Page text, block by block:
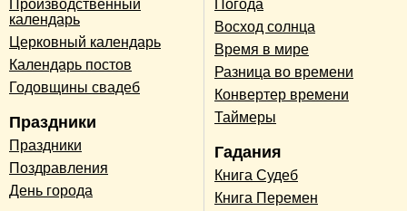
Производственный
календарь
Церковный календарь
Календарь постов
Годовщины свадеб
Праздники
Праздники
Поздравления
День города
Погода
Восход солнца
Время в мире
Разница во времени
Конвертер времени
Таймеры
Гадания
Книга Судеб
Книга Перемен